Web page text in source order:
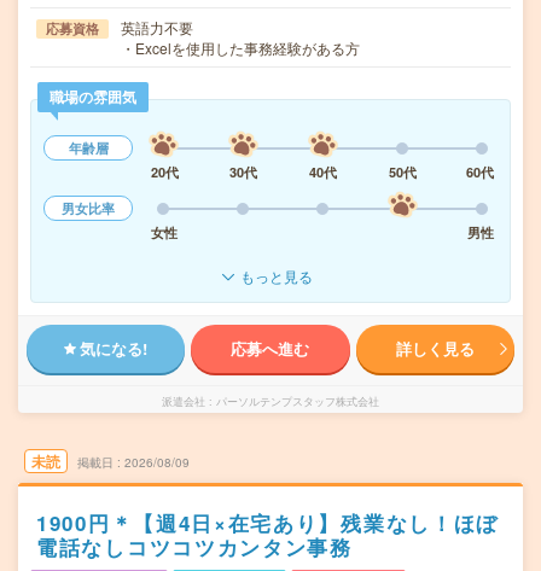
応募資格
英語力不要
・Excelを使用した事務経験がある方
職場の雰囲気
年齢層
20代
30代 40代 50代
60代
男女比率
女性
男性
もっと見る
気になる! 応募へ進む 詳しく見る
派遣会社 パーソルテンプスタッフ株式会社
未読 掲載日 2026/08/09
1900円＊【週4日×在宅あり】残業なし！ほぼ
電話なしコツコツカンタン事務